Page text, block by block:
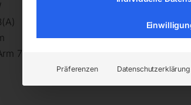
780x1540x1230 mm
Präferenzen Datenschutzerklärung